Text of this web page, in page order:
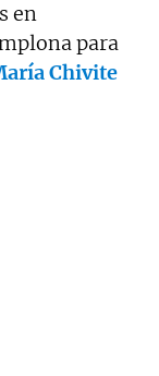
en
para
Chivite